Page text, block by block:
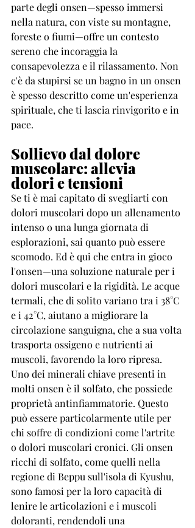
parte degli onsen—spesso immersi
nella natura, con viste su montagne,
foreste o fiumi—offre un contesto
sereno che incoraggia la
consapevolezza e il rilassamento. Non
c'è da stupirsi se un bagno in un onsen
è spesso descritto come un'esperienza
spirituale, che ti lascia rinvigorito e in
pace.
Sollievo dal dolore
muscolare: allevia
dolori e tensioni
Se ti è mai capitato di svegliarti con
dolori muscolari dopo un allenamento
intenso o una lunga giornata di
esplorazioni, sai quanto può essere
scomodo. Ed è qui che entra in gioco
l'onsen—una soluzione naturale per i
dolori muscolari e la rigidità. Le acque
termali, che di solito variano tra i 38°C
e i 42°C, aiutano a migliorare la
circolazione sanguigna, che a sua volta
trasporta ossigeno e nutrienti ai
muscoli, favorendo la loro ripresa.
Uno dei minerali chiave presenti in
molti onsen è il solfato, che possiede
proprietà antinfiammatorie. Questo
può essere particolarmente utile per
chi soffre di condizioni come l'artrite
o dolori muscolari cronici. Gli onsen
ricchi di solfato, come quelli nella
regione di Beppu sull'isola di Kyushu,
sono famosi per la loro capacità di
lenire le articolazioni e i muscoli
doloranti, rendendoli una